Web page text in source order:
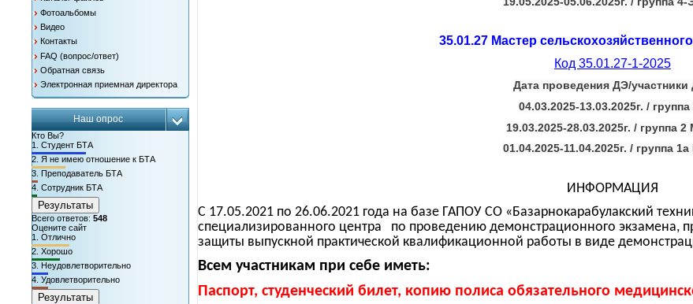
Фотоальбомы
Видео
Контакты
FAQ (вопрос/ответ)
Обратная связь
Электронная приемная директора
Наш опрос
Кто Вы?
1. Студент БТА
2. Я не имею отношение к БТА
3. Преподаватель БТА
4. Сотрудник БТА
Результаты
Всего ответов: 548
Оцените сайт
1. Отлично
2. Хорошо
3. Неудовлетворительно
4. Удовлетворительно
Результаты
35.01.27 Мастер
Код 35.01.27-1-2025
Дата проведения ДЭ/участники
04.03.2025-13.03.2025г. / группа
19.03.2025-28.03.2025г. / группа
01.04.2025-11.04.2025г. / группа
ИНФОРМАЦИЯ
С 17.05.2021 по 26.06.2021 года на базе ГАПОУ СО «Базарнокарабулакский
специализированного центра по проведению демонстрационного экзамена,
защиты выпускной практической квалификационной работы в виде
Всем участникам при себе иметь:
Паспорт, студенческий билет, копию полиса обязательного